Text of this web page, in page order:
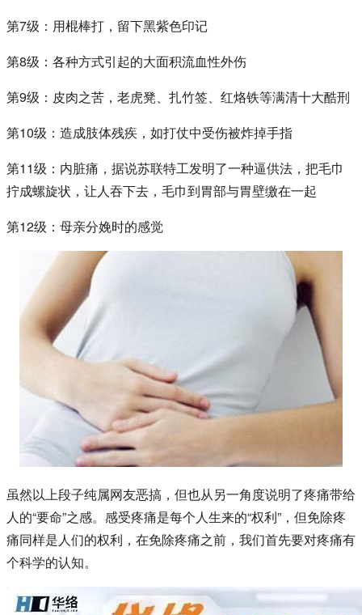
第7级：用棍棒打，留下黑紫色印记
第8级：各种方式引起的大面积流血性外伤
第9级：皮肉之苦，老虎凳、扎竹签、红烙铁等满清十大酷刑
第10级：造成肢体残疾，如打仗中受伤被炸掉手指
第11级：内脏痛，据说苏联特工发明了一种逼供法，把毛巾
拧成螺旋状，让人吞下去，毛巾到胃部与胃壁缴在一起
第12级：母亲分娩时的感觉
虽然以上段子纯属网友恶搞，但也从另一角度说明了疼痛带给
人的“要命”之感。感受疼痛是每个人生来的“权利”，但免除疼
痛同样是人们的权利，在免除疼痛之前，我们首先要对疼痛有
个科学的认知。